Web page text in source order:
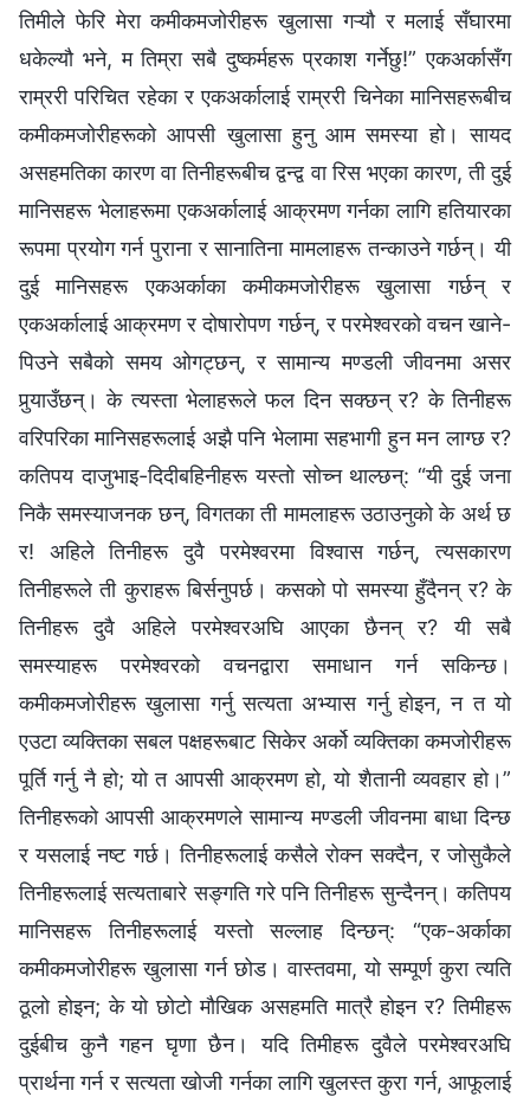
तिमीले फेरि मेरा कमीकमजोरीहरू खुलासा गऱ्यौ र मलाई सँघारमा
धकेल्यौ भने, म तिम्रा सबै दुष्कर्महरू प्रकाश गर्नेछु!” एकअर्कासँग
राम्ररी परिचित रहेका र एकअर्कालाई राम्ररी चिनेका मानिसहरूबीच
कमीकमजोरीहरूको आपसी खुलासा हुनु आम समस्या हो। सायद
असहमतिका कारण वा तिनीहरूबीच द्वन्द्व वा रिस भएका कारण, ती दुई
मानिसहरू भेलाहरूमा एकअर्कालाई आक्रमण गर्नका लागि हतियारका
रूपमा प्रयोग गर्न पुराना र सानातिना मामलाहरू तन्काउने गर्छन्। यी
दुई मानिसहरू एकअर्काका कमीकमजोरीहरू खुलासा गर्छन् र
एकअर्कालाई आक्रमण र दोषारोपण गर्छन्, र परमेश्‍वरको वचन खाने-
पिउने सबैको समय ओगट्छन्, र सामान्य मण्डली जीवनमा असर
पुर्‍याउँछन्। के त्यस्ता भेलाहरूले फल दिन सक्छन् र? के तिनीहरू
वरिपरिका मानिसहरूलाई अझै पनि भेलामा सहभागी हुन मन लाग्छ र?
कतिपय दाजुभाइ-दिदीबहिनीहरू यस्तो सोच्न थाल्छन्: “यी दुई जना
निकै समस्याजनक छन्, विगतका ती मामलाहरू उठाउनुको के अर्थ छ
र! अहिले तिनीहरू दुवै परमेश्‍वरमा विश्‍वास गर्छन्, त्यसकारण
तिनीहरूले ती कुराहरू बिर्सनुपर्छ। कसको पो समस्या हुँदैनन् र? के
तिनीहरू दुवै अहिले परमेश्‍वरअघि आएका छैनन् र? यी सबै
समस्याहरू परमेश्‍वरको वचनद्वारा समाधान गर्न सकिन्छ।
कमीकमजोरीहरू खुलासा गर्नु सत्यता अभ्यास गर्नु होइन, न त यो
एउटा व्यक्तिका सबल पक्षहरूबाट सिकेर अर्को व्यक्तिका कमजोरीहरू
पूर्ति गर्नु नै हो; यो त आपसी आक्रमण हो, यो शैतानी व्यवहार हो।”
तिनीहरूको आपसी आक्रमणले सामान्य मण्डली जीवनमा बाधा दिन्छ
र यसलाई नष्ट गर्छ। तिनीहरूलाई कसैले रोक्न सक्दैन, र जोसुकैले
तिनीहरूलाई सत्यताबारे सङ्गति गरे पनि तिनीहरू सुन्दैनन्। कतिपय
मानिसहरू तिनीहरूलाई यस्तो सल्लाह दिन्छन्: “एक-अर्काका
कमीकमजोरीहरू खुलासा गर्न छोड। वास्तवमा, यो सम्पूर्ण कुरा त्यति
ठूलो होइन; के यो छोटो मौखिक असहमति मात्रै होइन र? तिमीहरू
दुईबीच कुनै गहन घृणा छैन। यदि तिमीहरू दुवैले परमेश्‍वरअघि
प्रार्थना गर्न र सत्यता खोजी गर्नका लागि खुलस्त कुरा गर्न, आफूलाई